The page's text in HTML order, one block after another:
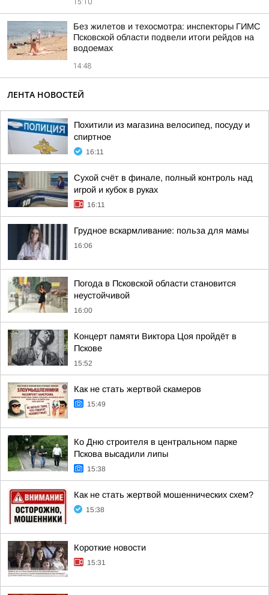
15:10
Без жилетов и техосмотра: инспекторы ГИМС
Псковской области подвели итоги рейдов на
водоемах
14:48
ЛЕНТА НОВОСТЕЙ
Похитили из магазина велосипед, посуду и
спиртное
16:11
Сухой счёт в финале, полный контроль над
игрой и кубок в руках
16:11
Грудное вскармливание: польза для мамы
16:06
Погода в Псковской области становится
неустойчивой
16:00
Концерт памяти Виктора Цоя пройдёт в
Пскове
15:52
Как не стать жертвой скамеров
15:49
Ко Дню строителя в центральном парке
Пскова высадили липы
15:38
Как не стать жертвой мошеннических схем?
15:38
Короткие новости
15:31